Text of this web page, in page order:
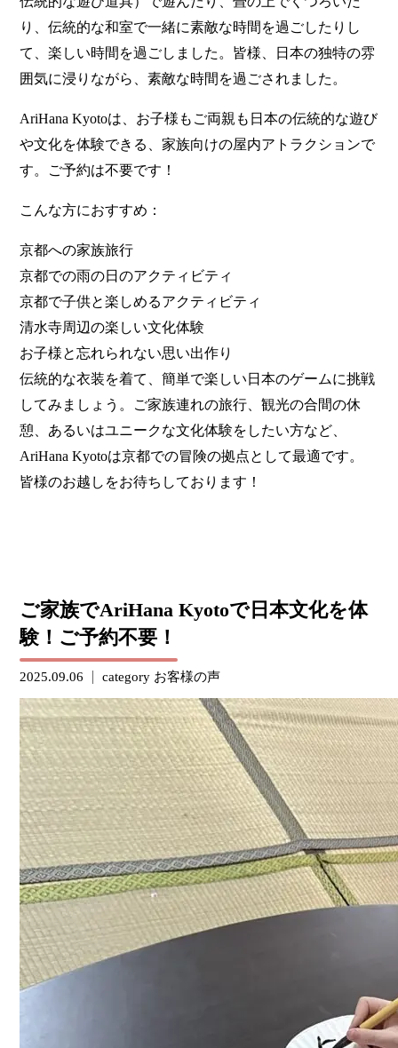
り、伝統的な和室で一緒に素敵な時間を過ごしたりし
て、楽しい時間を過ごしました。皆様、日本の独特の雰
囲気に浸りながら、素敵な時間を過ごされました。
AriHana Kyotoは、お子様もご両親も日本の伝統的な遊び
や文化を体験できる、家族向けの屋内アトラクションで
す。ご予約は不要です！
こんな方におすすめ：
京都への家族旅行
京都での雨の日のアクティビティ
京都で子供と楽しめるアクティビティ
清水寺周辺の楽しい文化体験
お子様と忘れられない思い出作り
伝統的な衣装を着て、簡単で楽しい日本のゲームに挑戦
してみましょう。ご家族連れの旅行、観光の合間の休
憩、あるいはユニークな文化体験をしたい方など、
AriHana Kyotoは京都での冒険の拠点として最適です。
皆様のお越しをお待ちしております！
ご家族でAriHana Kyotoで日本文化を体
験！ご予約不要！
2025.09.06 category お客様の声